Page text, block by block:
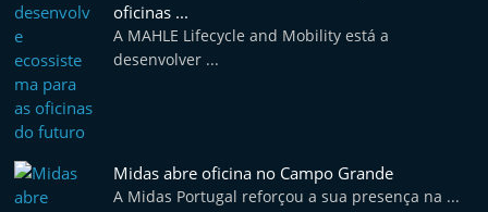
oficinas ...
A MAHLE Lifecycle and Mobility está a
desenvolver ...
Midas abre oficina no Campo Grande
A Midas Portugal reforçou a sua presença na ...